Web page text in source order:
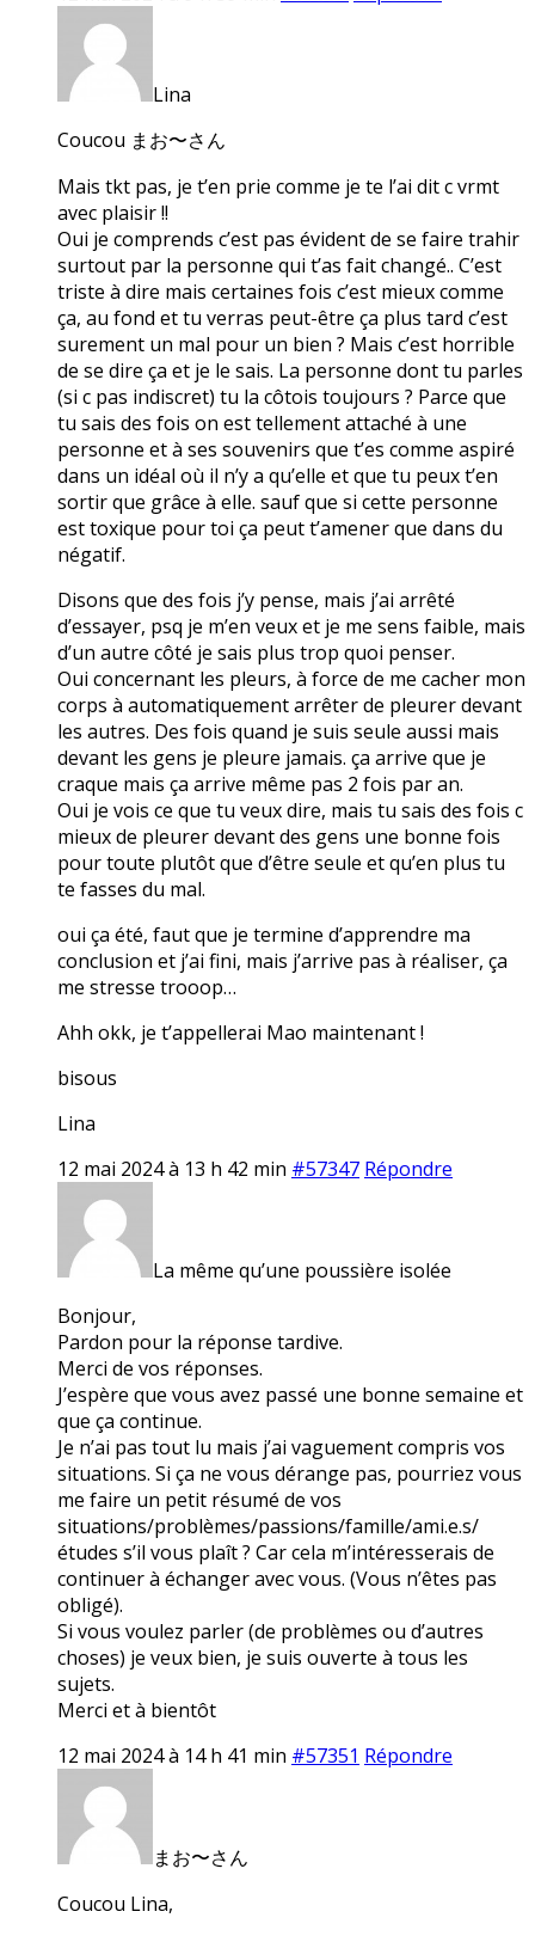
Lina
Coucou まお〜さん
Mais tkt pas, je t’en prie comme je te l’ai dit c vrmt
avec plaisir !!
Oui je comprends c’est pas évident de se faire trahir
surtout par la personne qui t’as fait changé.. C’est
triste à dire mais certaines fois c’est mieux comme
ça, au fond et tu verras peut-être ça plus tard c’est
surement un mal pour un bien ? Mais c’est horrible
de se dire ça et je le sais. La personne dont tu parles
(si c pas indiscret) tu la côtois toujours ? Parce que
tu sais des fois on est tellement attaché à une
personne et à ses souvenirs que t’es comme aspiré
dans un idéal où il n’y a qu’elle et que tu peux t’en
sortir que grâce à elle. sauf que si cette personne
est toxique pour toi ça peut t’amener que dans du
négatif.
Disons que des fois j’y pense, mais j’ai arrêté
d’essayer, psq je m’en veux et je me sens faible, mais
d’un autre côté je sais plus trop quoi penser.
Oui concernant les pleurs, à force de me cacher mon
corps à automatiquement arrêter de pleurer devant
les autres. Des fois quand je suis seule aussi mais
devant les gens je pleure jamais. ça arrive que je
craque mais ça arrive même pas 2 fois par an.
Oui je vois ce que tu veux dire, mais tu sais des fois c
mieux de pleurer devant des gens une bonne fois
pour toute plutôt que d’être seule et qu’en plus tu
te fasses du mal.
oui ça été, faut que je termine d’apprendre ma
conclusion et j’ai fini, mais j’arrive pas à réaliser, ça
me stresse trooop…
Ahh okk, je t’appellerai Mao maintenant !
bisous
Lina
12 mai 2024 à 13 h 42 min #57347 Répondre
La même qu’une poussière isolée
Bonjour,
Pardon pour la réponse tardive.
Merci de vos réponses.
J’espère que vous avez passé une bonne semaine et
que ça continue.
Je n’ai pas tout lu mais j’ai vaguement compris vos
situations. Si ça ne vous dérange pas, pourriez vous
me faire un petit résumé de vos
situations/problèmes/passions/famille/ami.e.s/
études s’il vous plaît ? Car cela m’intéresserais de
continuer à échanger avec vous. (Vous n’êtes pas
obligé).
Si vous voulez parler (de problèmes ou d’autres
choses) je veux bien, je suis ouverte à tous les
sujets.
Merci et à bientôt
12 mai 2024 à 14 h 41 min #57351 Répondre
まお〜さん
Coucou Lina,